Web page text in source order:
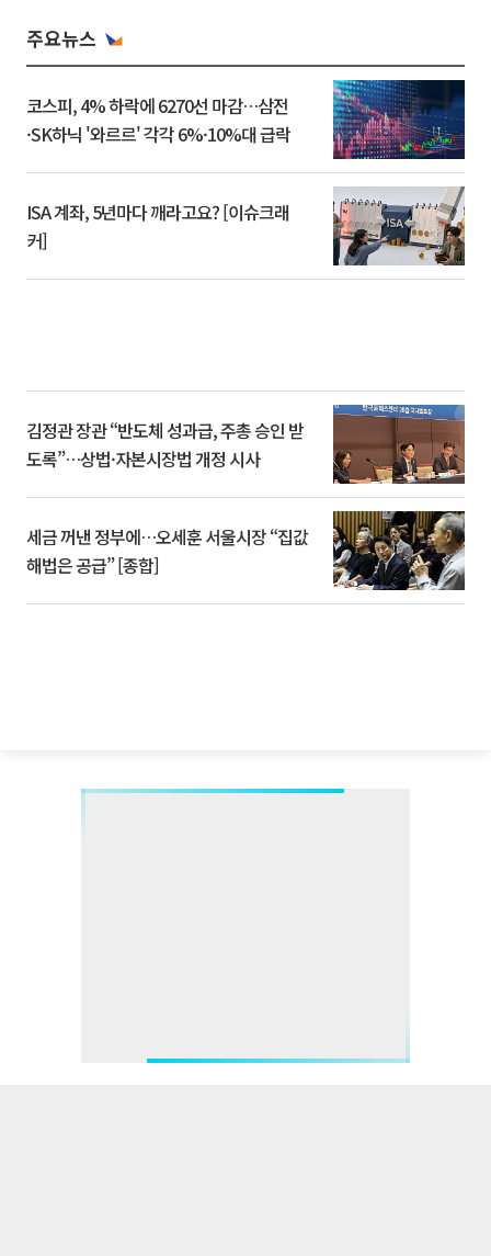
주요뉴스
코스피, 4% 하락에 6270선 마감…삼전
·SK하닉 '와르르' 각각 6%·10%대 급락
ISA 계좌, 5년마다 깨라고요? [이슈크래
커]
김정관 장관 “반도체 성과급, 주총 승인 받
도록”…상법·자본시장법 개정 시사
세금 꺼낸 정부에…오세훈 서울시장 “집값
해법은 공급” [종합]